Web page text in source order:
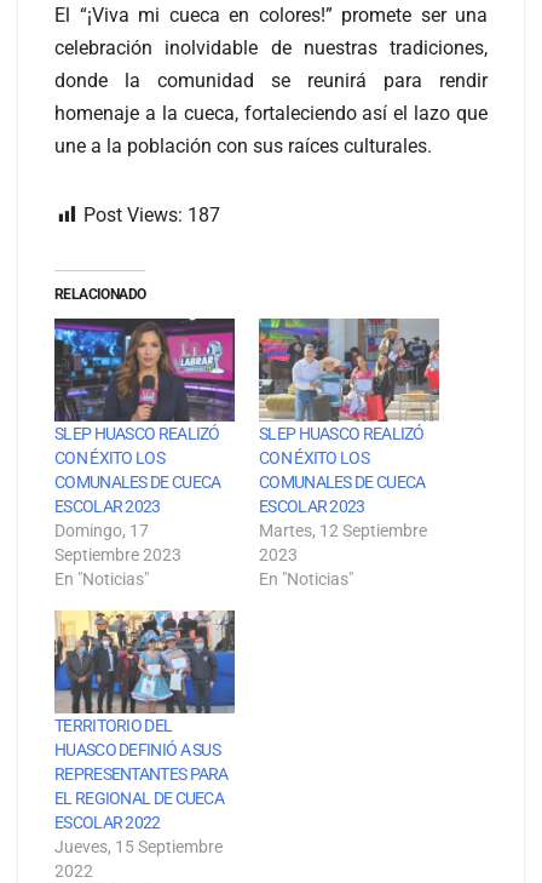
El “¡Viva mi cueca en colores!” promete ser una
celebración inolvidable de nuestras tradiciones,
donde la comunidad se reunirá para rendir
homenaje a la cueca, fortaleciendo así el lazo que
une a la población con sus raíces culturales.
Post Views: 187
RELACIONADO
SLEP HUASCO REALIZÓ
CON ÉXITO LOS
COMUNALES DE CUECA
ESCOLAR 2023
Domingo, 17
Septiembre 2023
En "Noticias"
SLEP HUASCO REALIZÓ
CON ÉXITO LOS
COMUNALES DE CUECA
ESCOLAR 2023
Martes, 12 Septiembre
2023
En "Noticias"
TERRITORIO DEL
HUASCO DEFINIÓ A SUS
REPRESENTANTES PARA
EL REGIONAL DE CUECA
ESCOLAR 2022
Jueves, 15 Septiembre
2022